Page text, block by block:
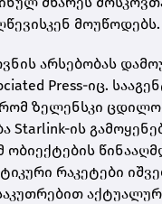
მოუწოდებს.
არსებობას
Press-იც.
ზელენსკი
Starlink-ის
რაკეტები